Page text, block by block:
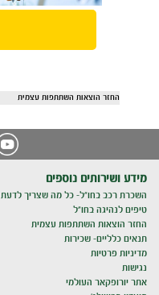
החזר הוצאות השתתפות עצמית
מידע ושירותים נוספים
השכרת רכב בחו"ל- כל מה שצריך לדעת
טיפים לנהיגה בחו"ל
החזר הוצאות השתתפות עצמית
תנאים כלליים- שכירות
מדיניות פרטיות
נגישות
אתר יורופקאר העולמי